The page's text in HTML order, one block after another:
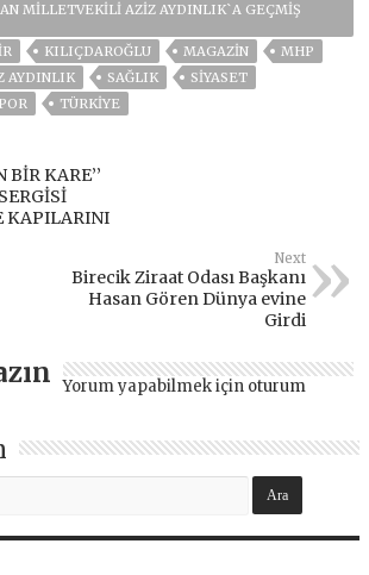
MILLETVEKILI AZIZ AYDINLIK`A GEÇMIŞ
KILIÇDAROĞLU MAGAZİN
MHP
AYDINLIK
SAĞLIK
SİYASET
TÜRKİYE
BİR KARE’’
KAPILARINI
Next
Birecik Ziraat Odası Başkanı
Hasan Gören Dünya evine
Girdi
Yorum yapabilmek için oturum